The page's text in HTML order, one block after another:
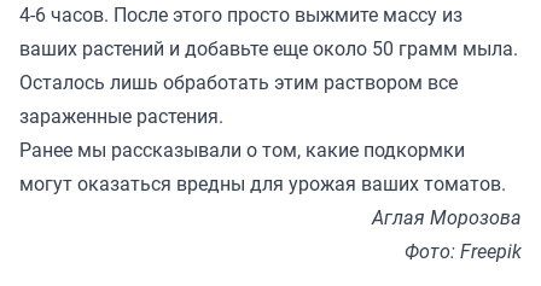
4-6 часов. После этого просто выжмите массу из
ваших растений и добавьте еще около 50 грамм мыла.
Осталось лишь обработать этим раствором все
зараженные растения.
Ранее мы рассказывали о том, какие подкормки
могут оказаться вредны для урожая ваших томатов.
Аглая Морозова
Фото: Freepik